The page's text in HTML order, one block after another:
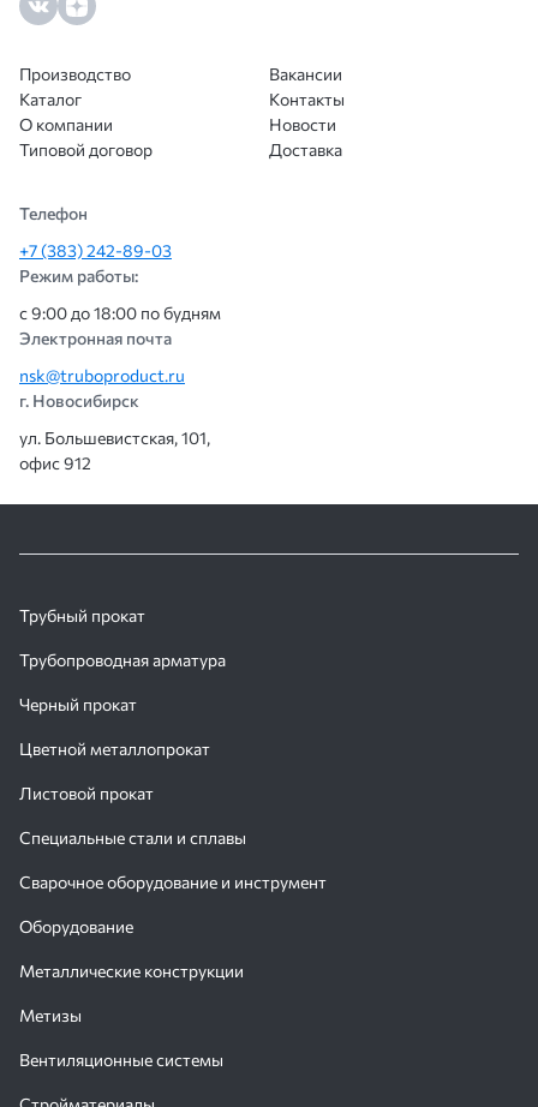
Производство
Каталог
О компании
Типовой договор
Вакансии
Контакты
Новости
Доставка
Телефон
+7 (383) 242-89-03
Режим работы:
с 9:00 до 18:00 по будням
Электронная почта
nsk@truboproduct.ru
г. Новосибирск
ул. Большевистская, 101,
офис 912
Трубный прокат
Трубопроводная арматура
Черный прокат
Цветной металлопрокат
Листовой прокат
Специальные стали и сплавы
Сварочное оборудование и инструмент
Оборудование
Металлические конструкции
Метизы
Вентиляционные системы